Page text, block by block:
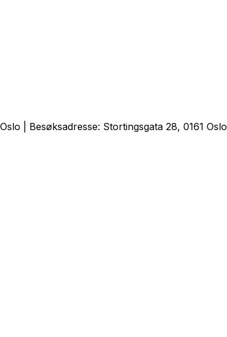
| Besøksadresse: Stortingsgata 28, 0161 Oslo